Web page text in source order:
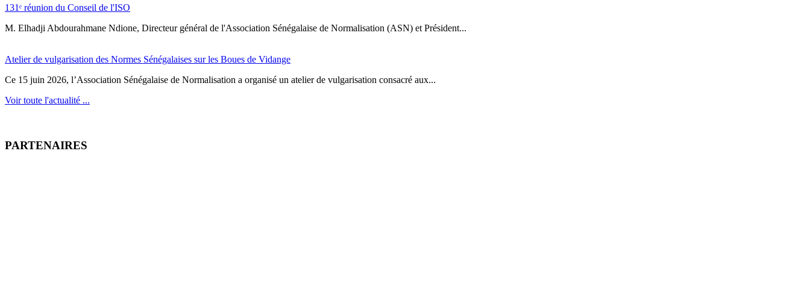
131ᵉ réunion du Conseil de l'ISO
M. Elhadji Abdourahmane Ndione, Directeur général de l'Association Sénégalaise de Normalisation (ASN) et Président...
Atelier de vulgarisation des Normes Sénégalaises sur les Boues de Vidange
Ce 15 juin 2026, l’Association Sénégalaise de Normalisation a organisé un atelier de vulgarisation consacré aux...
Voir toute l'actualité ...
PARTENAIRES